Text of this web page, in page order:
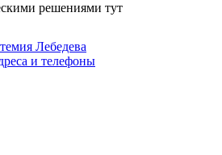
решениями тут
Лебедева
и телефоны